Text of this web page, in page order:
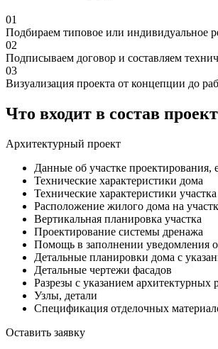
01
Подбираем типовое или индивидуальное
02
Подписываем договор и составляем
03
Визуализация проекта от концепции до
Что входит в состав
Архитектурный проект
Данные об участке проектирования,
Технические характеристики дома
Технические характеристики участка
Расположение жилого дома на
Вертикальная планировка участка
Проектирование системы дренажа
Помощь в заполнении уведомления о
Детальные планировки дома с
Детальные чертежи фасадов
Разрезы с указанием архитектурных
Узлы, детали
Спецификация отделочных
Оставить заявку